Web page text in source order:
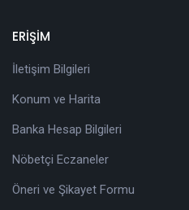
ERİŞİM
İletişim Bilgileri
Konum ve Harita
Banka Hesap Bilgileri
Nöbetçi Eczaneler
Öneri ve Şikayet Formu